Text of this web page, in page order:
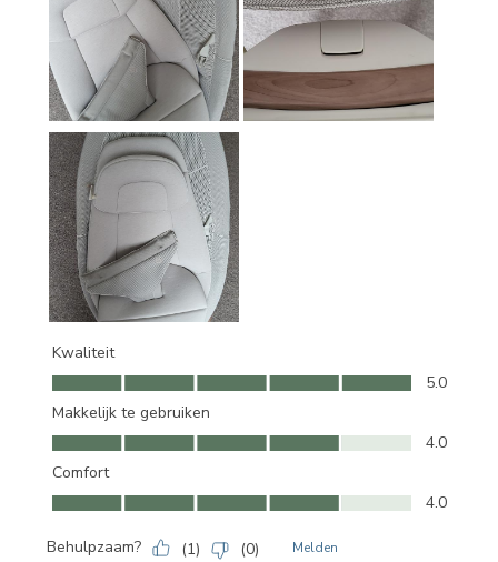
Kwaliteit
Kwaliteit, 5.0 van 5
5.0
Makkelijk te gebruiken
Makkelijk te gebruiken, 4.0 van 5
4.0
Comfort
Comfort, 4.0 van 5
4.0
Behulpzaam? (1) (0) Melden